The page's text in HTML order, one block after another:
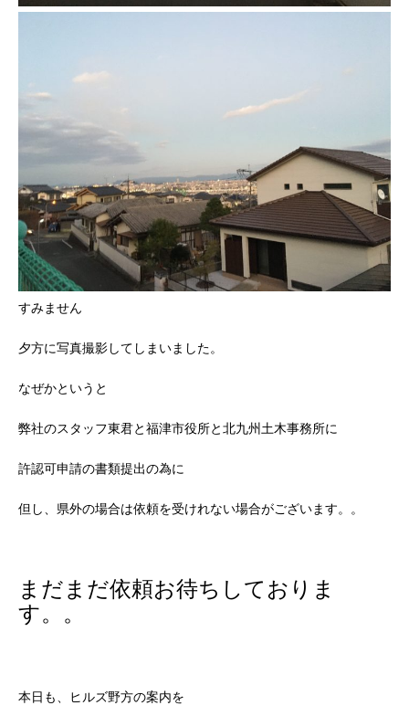
すみません
夕方に写真撮影してしまいました。
なぜかというと
弊社のスタッフ東君と福津市役所と北九州土木事務所に
許認可申請の書類提出の為に
但し、県外の場合は依頼を受けれない場合がございます。。
まだまだ依頼お待ちしておりま
す。。
本日も、ヒルズ野方の案内を